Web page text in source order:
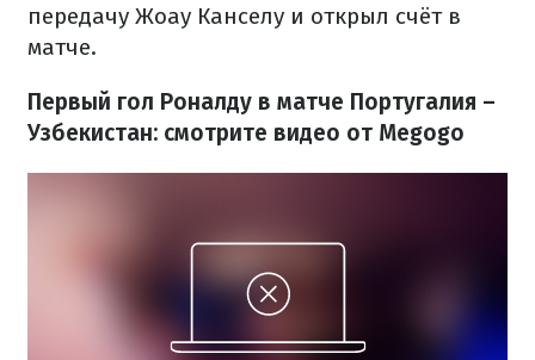
передачу Жоау Канселу и открыл счёт в
матче.
Первый гол Роналду в матче Португалия –
Узбекистан: смотрите видео от Megogo